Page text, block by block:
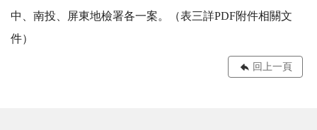
中、南投、屏東地檢署各一案。（表三詳PDF附件相關文
件）
回上一頁